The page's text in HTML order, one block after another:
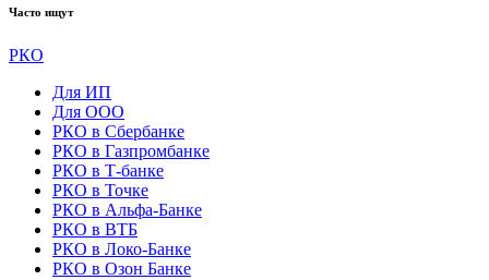
Часто ищут
РКО
Для ИП
Для ООО
РКО в Сбербанке
РКО в Газпромбанке
РКО в Т-банке
РКО в Точке
РКО в Альфа-Банке
РКО в ВТБ
РКО в Локо-Банке
РКО в Озон Банке